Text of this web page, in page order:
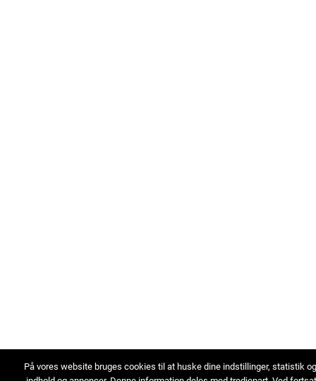
På vores website bruges cookies til at huske dine indstillinger, statistik